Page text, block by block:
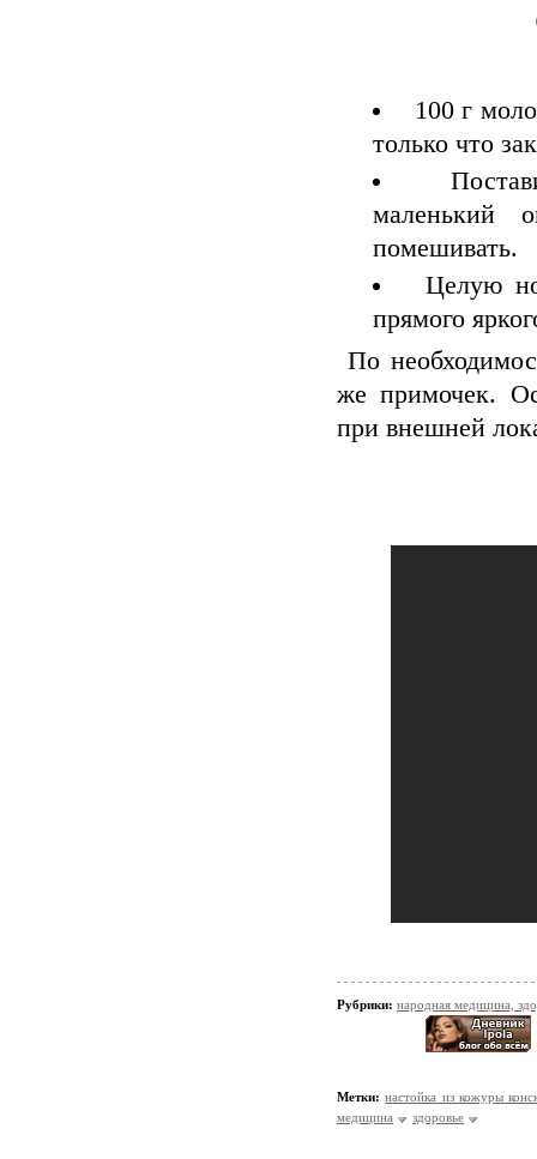
100 г
только что
маленький
помешивать.
Целую
прямого
По
же примочек.
при внешней
Рубрики: народная медицина,
Метки: настойка из кожуры
медицина
здоровье